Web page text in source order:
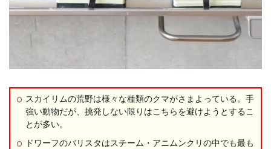
スカイリムの荒野は様々な種類のクマがさまよっている。手
強い動物だが、挑発しない限りはこちらを避けようとするこ
とが多い。
ドワーフのバリスタはスチーム・アニムンクリの中でも最も